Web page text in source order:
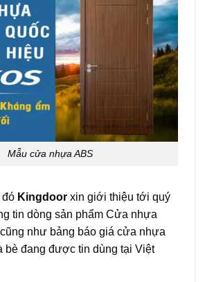
Mẫu cửa nhựa ABS
Kingdoor xin giới thiệu tới quý
tin dòng sản phẩm Cửa nhựa
như bảng báo giá cửa nhựa
bè đang được tin dùng tại Việt